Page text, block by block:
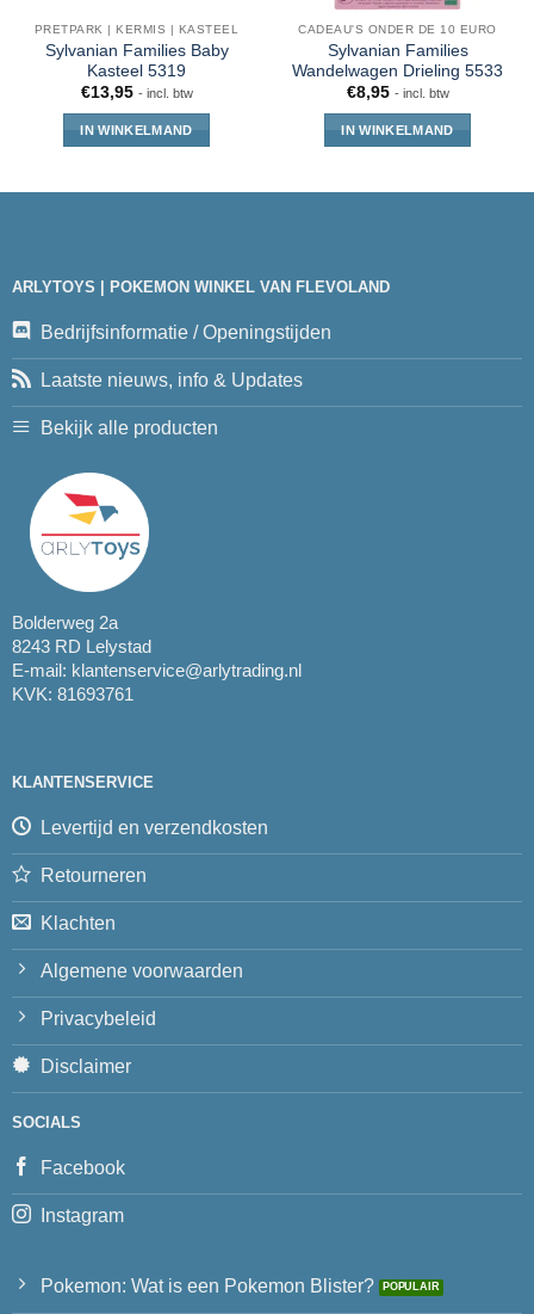
PRETPARK | KERMIS | KASTEEL
Sylvanian Families Baby
Kasteel 5319
€13,95 - incl. btw
IN WINKELMAND
CADEAU'S ONDER DE 10 EURO
Sylvanian Families
Wandelwagen Drieling 5533
€8,95 - incl. btw
IN WINKELMAND
ARLYTOYS | POKEMON WINKEL VAN FLEVOLAND
Bedrijfsinformatie / Openingstijden
Laatste nieuws, info & Updates
Bekijk alle producten
Bolderweg 2a
8243 RD Lelystad
E-mail: klantenservice@arlytrading.nl
KVK: 81693761
KLANTENSERVICE
Levertijd en verzendkosten
Retourneren
Klachten
Algemene voorwaarden
Privacybeleid
Disclaimer
SOCIALS
Facebook
Instagram
Pokemon: Wat is een Pokemon Blister?